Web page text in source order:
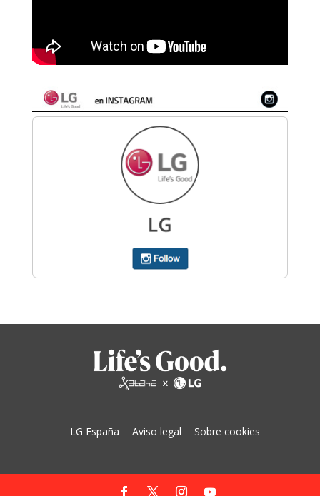
LG España Aviso legal Sobre cookies